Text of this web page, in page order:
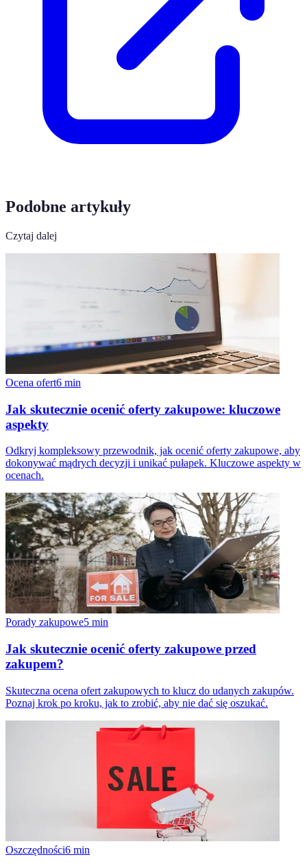
Podobne artykuły
Czytaj dalej
Ocena ofert6 min
Jak skutecznie ocenić oferty zakupowe: kluczowe
aspekty
Odkryj kompleksowy przewodnik, jak ocenić oferty zakupowe, aby
dokonywać mądrych decyzji i unikać pułapek. Kluczowe aspekty w
ocenach.
Porady zakupowe5 min
Jak skutecznie ocenić oferty zakupowe przed
zakupem?
Skuteczna ocena ofert zakupowych to klucz do udanych zakupów.
Poznaj krok po kroku, jak to zrobić, aby nie dać się oszukać.
Oszczędności6 min